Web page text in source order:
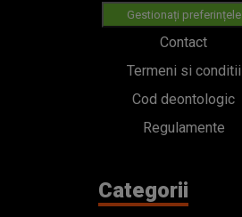
Gestionați preferințele
Contact
Termeni si conditii
Cod deontologic
Regulamente
Categorii